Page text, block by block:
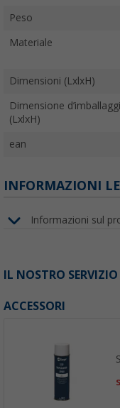
Peso
Materiale
Dimensioni (LxlxH)
Dimensione
(LxlxH)
ean
INFORMAZIONI
Informazioni sul
IL NOSTRO SERVIZIO
ACCESSORI